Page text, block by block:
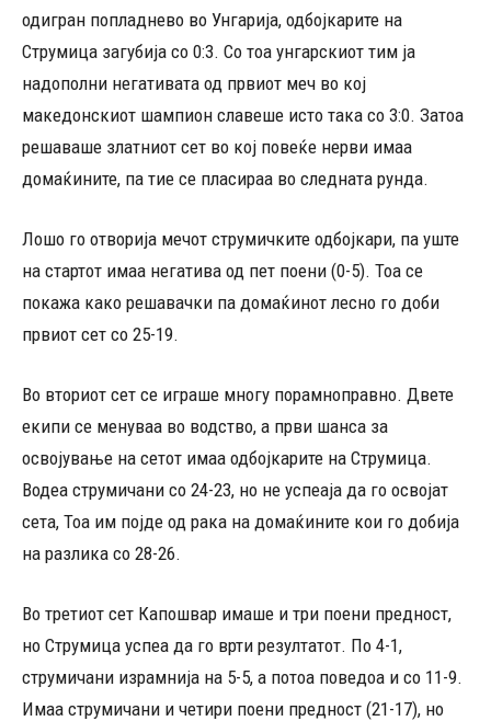
одигран попладнево во Унгарија, одбојкарите на
Струмица загубија со 0:3. Со тоа унгарскиот тим ја
надополни негативата од првиот меч во кој
македонскиот шампион славеше исто така со 3:0. Затоа
решаваше златниот сет во кој повеќе нерви имаа
домаќините, па тие се пласираа во следната рунда.
Лошо го отворија мечот струмичките одбојкари, па уште
на стартот имаа негатива од пет поени (0-5). Тоа се
покажа како решавачки па домаќинот лесно го доби
првиот сет со 25-19.
Во вториот сет се играше многу порамноправно. Двете
екипи се менуваа во водство, а први шанса за
освојување на сетот имаа одбојкарите на Струмица.
Водеа струмичани со 24-23, но не успеаја да го освојат
сета, Тоа им појде од рака на домаќините кои го добија
на разлика со 28-26.
Во третиот сет Капошвар имаше и три поени предност,
но Струмица успеа да го врти резултатот. По 4-1,
струмичани израмнија на 5-5, а потоа поведоа и со 11-9.
Имаа струмичани и четири поени предност (21-17), но